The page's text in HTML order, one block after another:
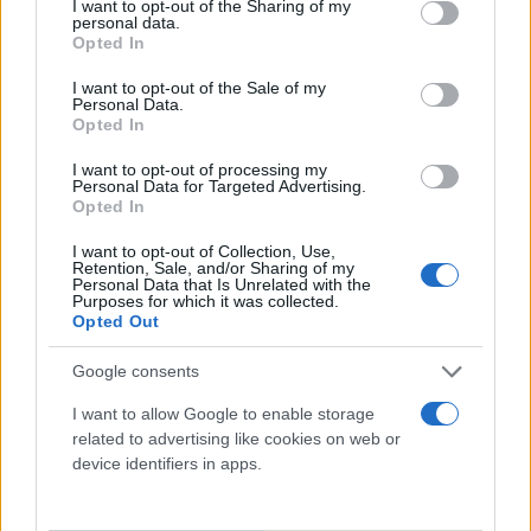
not limited to your visit or usage behaviour. You may click to
grant or deny consent to Google and its third-party tags to
use your data for below specified purposes in below Google
consent section.
I want to opt-out of the Sharing of my
personal data.
Opted In
I want to opt-out of the Sale of my
Personal Data.
Opted In
I want to opt-out of processing my
Personal Data for Targeted Advertising.
Opted In
I want to opt-out of Collection, Use,
Retention, Sale, and/or Sharing of my
Personal Data that Is Unrelated with the
Purposes for which it was collected.
Opted Out
Google consents
I want to allow Google to enable storage
related to advertising like cookies on web or
device identifiers in apps.
Βελόπουλου και των κομμάτων Σπαρτιάτες και
Είναι το ζήτημα τόσο σημαντικό, ώστε να γίνει
πάνελ; Το θέμα δεν είναι αμελητέο, όμως θα έλεγα
πως δεν μπορεί να είναι κεντρικό ζήτημα των
εκλογών, όπως ίσως κόμματα που «ατυχήσαν»
(Σύριζα) προσπάθησαν να το επιβάλλουν στον
δημόσιο διάλογο, για να περάσει σε δεύτερη μοίρα
η δική τους κατάρρευση.
Θα έλεγα λοιπόν ότι δεν μπορεί να είναι κεντρικό
θέμα των εκλογών. για δυο κυρίως λόγους: